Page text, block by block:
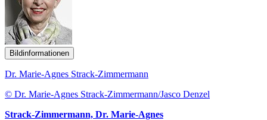
Bildinformationen
Dr. Marie-Agnes Strack-Zimmermann
© Dr. Marie-Agnes Strack-Zimmermann/Jasco Denzel
Strack-Zimmermann, Dr. Marie-Agnes